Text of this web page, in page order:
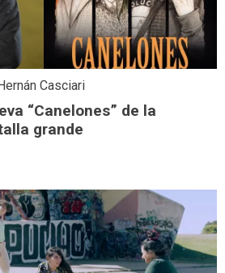
Casciari
“Canelones” de la
grande